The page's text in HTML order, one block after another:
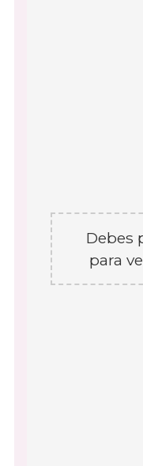
Debes
para